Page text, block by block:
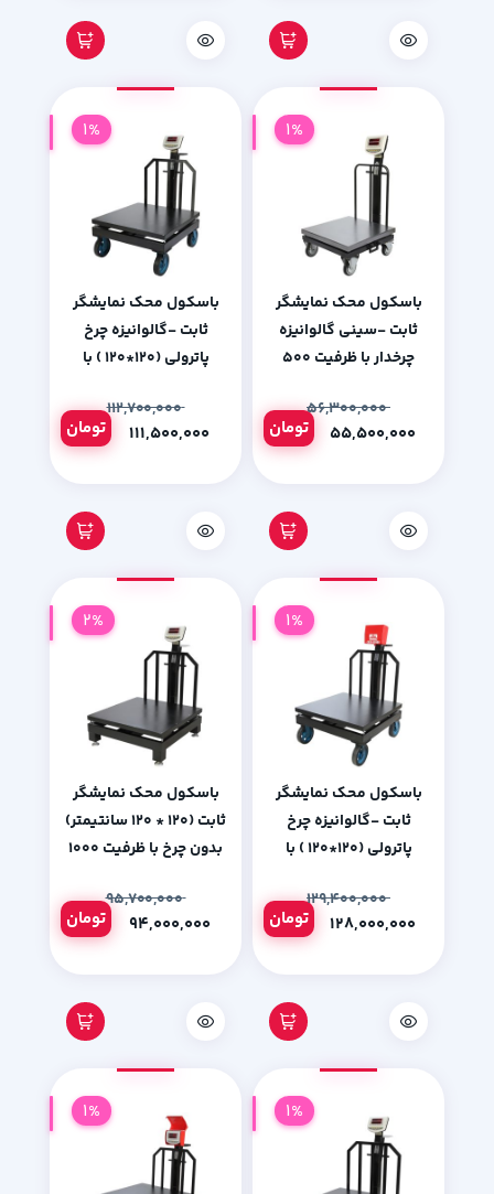
باسکول محک نمایشگر
ثابت -سینی گالوانیزه
چرخدار با ظرفیت 500
۵۶,۳۰۰,۰۰۰
تومان
1%
باسکول محک نمایشگر
ثابت -گالوانیزه چرخ
پاترولی (120*120 ) با
۱۱۲,۷۰۰,۰۰۰
تومان
1%
باسکول محک نمایشگر
ثابت -گالوانیزه چرخ
پاترولی (120*120 ) با
۱۲۹,۴۰۰,۰۰۰
تومان
1%
باسکول محک نمایشگر
ثابت (120 * 120 سانتیمتر)
بدون چرخ با ظرفیت 1000
۹۵,۷۰۰,۰۰۰
تومان
2%
1%
1%